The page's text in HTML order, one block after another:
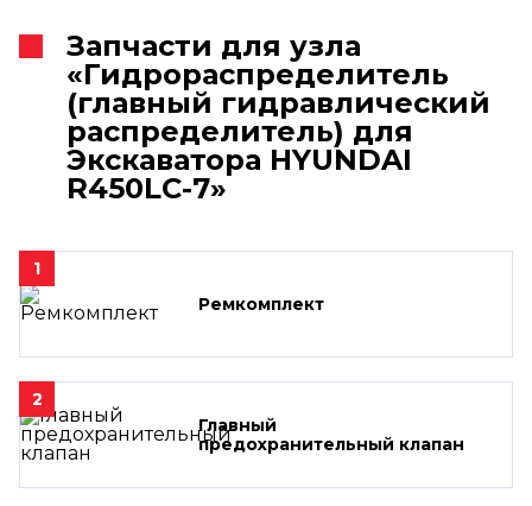
Запчасти для узла
«Гидрораспределитель
(главный гидравлический
распределитель) для
Экскаватора HYUNDAI
R450LC-7»
1
Ремкомплект
2
Главный
предохранительный клапан